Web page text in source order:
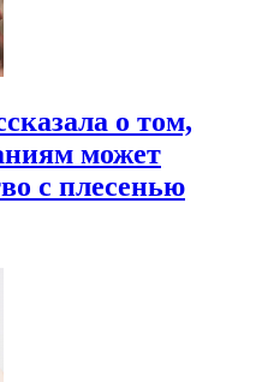
о том,
может
с плесенью